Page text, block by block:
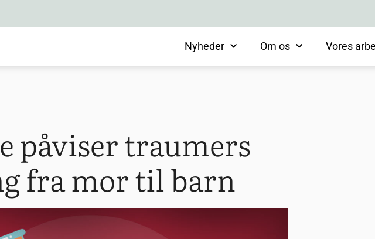
Nyheder Om os Vores
påviser traumers
fra mor til barn